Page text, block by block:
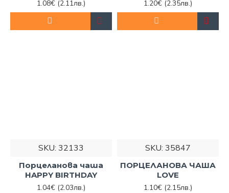
с добрия дизайн и достъпните цени. Гарантираме
Ви, че с нас винаги правите най-добрия избор за
1.08€ (2.11лв.) 1.20€ (2.35лв.)
SKU: 32133
Порцеланова чаша
HAPPY BIRTHDAY
1.04€ (2.03лв.)
SKU: 35847
ПОРЦЕЛАНОВА ЧАША
LOVE
1.10€ (2.15лв.)